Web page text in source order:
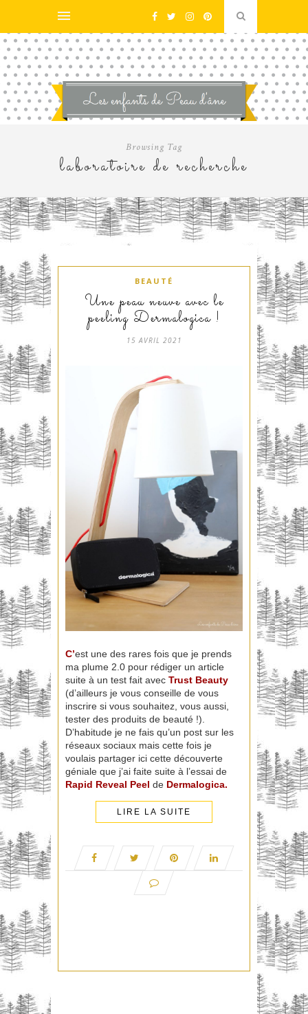
Browsing Tag
laboratoire de recherche
BEAUTÉ
Une peau neuve avec le
peeling Dermalogica !
15 AVRIL 2021
C’est une des rares fois que je prends
ma plume 2.0 pour rédiger un article
suite à un test fait avec Trust Beauty
(d’ailleurs je vous conseille de vous
inscrire si vous souhaitez, vous aussi,
tester des produits de beauté !).
D’habitude je ne fais qu’un post sur les
réseaux sociaux mais cette fois je
voulais partager ici cette découverte
géniale que j’ai faite suite à l’essai de
Rapid Reveal Peel de Dermalogica.
LIRE LA SUITE